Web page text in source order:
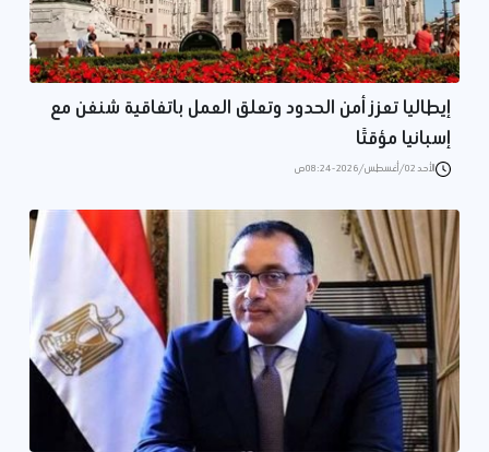
إيطاليا تعزز أمن الحدود وتعلق العمل باتفاقية شنغن مع
إسبانيا مؤقتًا
الأحد 02/أغسطس/2026 - 08:24 ص